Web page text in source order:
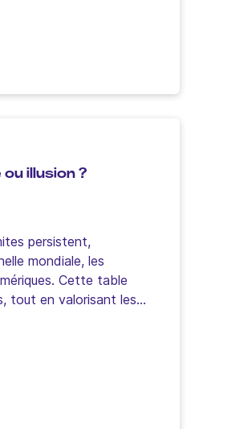
illusion ?
persistent,
mondiale, les
Cette table
tout en valorisant les